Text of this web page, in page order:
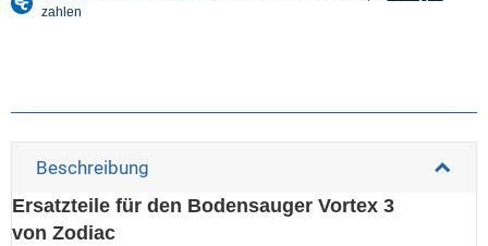
Beschreibung
Ersatzteile für den Bodensauger Vortex 3
von Zodiac